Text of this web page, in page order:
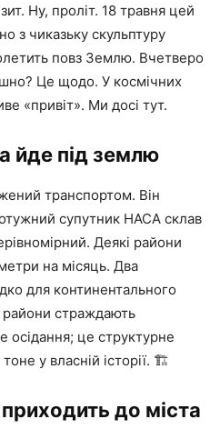
Ну, проліт. 18 травня цей
з чиказьку скульптуру
повз Землю. Вчетверо
Це щодо. У космічних
«привіт». Ми досі тут.
йде під землю
транспортом. Він
супутник НАСА склав
Деякі райони
на місяць. Два
для континентального
райони страждають
осідання; це структурне
у власній історії. 🏗️
до міста